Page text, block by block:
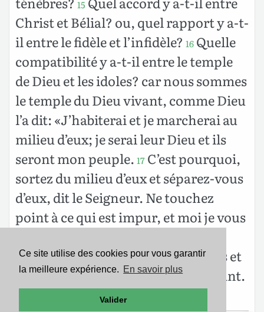
Ce site utilise des cookies pour vous garantir
la meilleure expérience. En savoir plus
Valider
15
Christ et Bélial? ou, quel rapport y a-t-
il entre le fidèle et l’infidèle? 16 Quelle
compatibilité y a-t-il entre le temple
de Dieu et les idoles? car nous sommes
le temple du Dieu vivant, comme Dieu
l’a dit: «J’habiterai et je marcherai au
milieu d’eux; je serai leur Dieu et ils
seront mon peuple. 17 C’est pourquoi,
sortez du milieu d’eux et séparez-vous
d’eux, dit le Seigneur. Ne touchez
point à ce qui est impur, et moi je vous
père, et vous serez pour moi des fils et
des filles, dit le Seigneur toutpuissant.
»